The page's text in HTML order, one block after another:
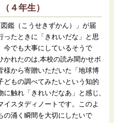
４年生）
鑑（こうせきずかん）」が届
ったときに「きれいだな」と思
今でも大事にしているそうで
かれたのは,本校の読み聞かせボ
様から寄贈いただいた「地球博
どもの調べてみたいという知的
触れ「きれいだなあ」と感じ,
スタディノートです。このよ
の涌く瞬間を大切にしたいで